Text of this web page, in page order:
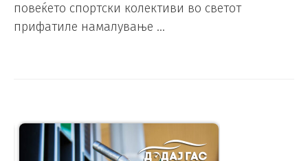
повеќето спортски колективи во светот
прифатиле намалување …